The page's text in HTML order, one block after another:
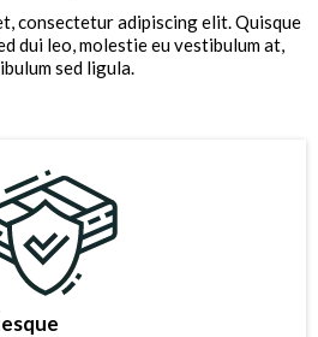
consectetur adipiscing elit. Quisque
dui leo, molestie eu vestibulum at,
sed ligula.